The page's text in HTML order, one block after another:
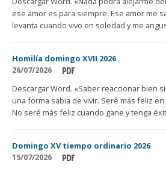
ese amor es para siempre. Ese amor me
levanta cuando vivo en soledad y me
Homilía domingo XVII 2026
26/07/2026
Descargar Word. «Saber reaccionar bien
una forma sabia de vivir. Seré más feliz
No seré más feliz cuando gane y tenga
Domingo XV tiempo ordinario 2026
15/07/2026